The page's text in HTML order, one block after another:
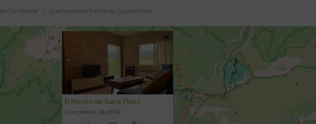
Cercedilla Apartamentos Sierra de Guadarrama
El Rincón de Siete Picos
Cercedilla, Madrid